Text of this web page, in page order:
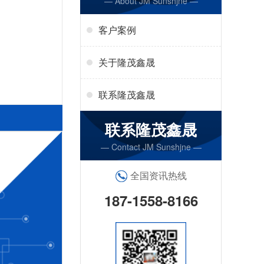
客户案例
关于隆茂鑫晟
联系隆茂鑫晟
联系隆茂鑫晟
— Contact JM Sunshjne —
全国资讯热线
187-1558-8166